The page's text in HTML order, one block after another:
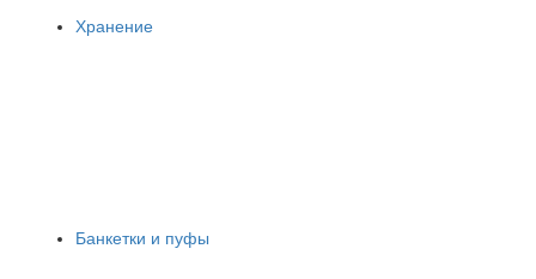
Хранение
Банкетки и пуфы